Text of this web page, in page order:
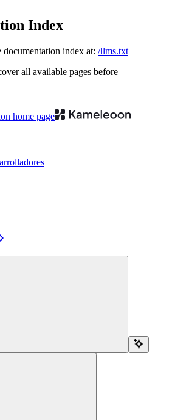
Index
documentation index at: /llms.txt
all available pages before
home page